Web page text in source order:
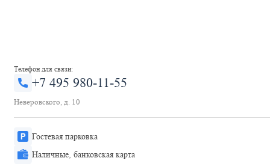
Телефон для связи:
+7 495 980-11-55
Неверовского, д. 10
Гостевая парковка
Наличные, банковская карта